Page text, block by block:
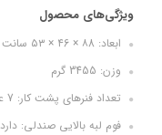
ویژگی‌های محصول
ابعاد: ۸8 × ۴6 × ۵۳ سانت
وزن: 3455 گرم
تعداد فنرهای پشت کار: 7 عدد
فوم لبه بالایی صندلی: دارد